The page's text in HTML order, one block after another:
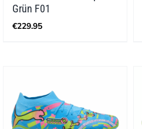
Grün F01
€229.95